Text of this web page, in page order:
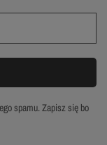
spamu. Zapisz się bo